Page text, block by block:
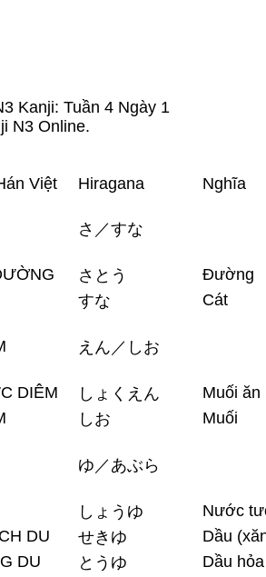
Kanji: Tuần 4 Ngày 1
N3 Online.
Việt Hiragana Nghĩa
さ／すな
さとう
Đường
すな Cát
えん／しお
DIÊM しょくえん
Muối ăn
しお Muối
ゆ／あぶら
しょうゆ
Nước
DU せきゆ
Dầu
DU とうゆ
Dầu hỏa